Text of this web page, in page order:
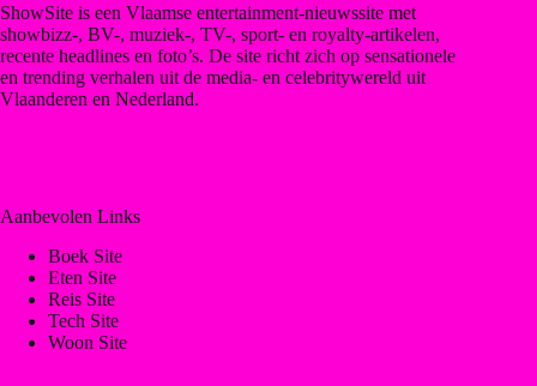
ShowSite is een Vlaamse entertainment-nieuwssite met
showbizz-, BV-, muziek-, TV-, sport- en royalty-artikelen,
recente headlines en foto’s. De site richt zich op sensationele
en trending verhalen uit de media- en celebritywereld uit
Vlaanderen en Nederland.
Aanbevolen Links
Boek Site
Eten Site
Reis Site
Tech Site
Woon Site